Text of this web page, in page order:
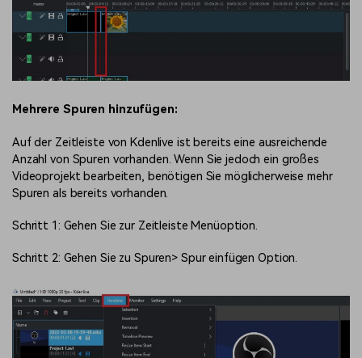
Mehrere Spuren hinzufügen:
Auf der Zeitleiste von Kdenlive ist bereits eine ausreichende
Anzahl von Spuren vorhanden. Wenn Sie jedoch ein großes
Videoprojekt bearbeiten, benötigen Sie möglicherweise mehr
Spuren als bereits vorhanden.
Schritt 1: Gehen Sie zur Zeitleiste Menüoption.
Schritt 2: Gehen Sie zu Spuren> Spur einfügen Option.